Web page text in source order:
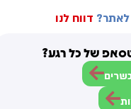
לאתר? דווח לנו
של כל רגע?